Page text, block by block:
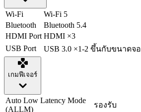
Wi-Fi
Wi-Fi 5
Bluetooth
Bluetooth 5.4
HDMI Port HDMI ×3
USB Port
USB 3.0 ×1-2 ขึ้นกับขนาดจอ
เกมฟีเจอร์
Auto Low Latency Mode
(ALLM)
รองรับ